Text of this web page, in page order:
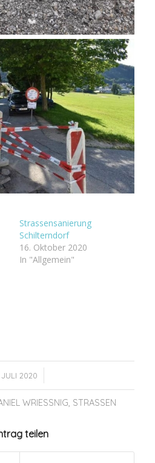
Strassensanierung
Schilterndorf
16. Oktober 2020
In "Allgemein"
2020
/
WRIESSNIG, STRASSEN
teilen